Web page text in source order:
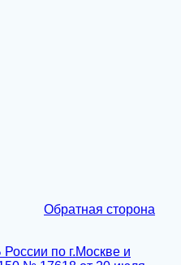
Обратная сторона
по г.Москве и